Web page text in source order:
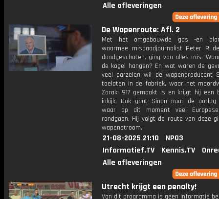
Alle afleveringen
De Wapenroute: Afl. 2
Met het omgebouwde gas -en
waarmee misdaadjournalist Peter R
doodgeschoten, ging van alles mis.
de kogel hangen? En wat waren de
veel aarzelen wil de wapenproducent
toelaten in de fabriek, waar het
Zoraki 917 gemaakt is en krijgt hij een
inkijk. Ook gaat Sinan naar de oorlog
waar op dit moment veel
rondgaan. Hij volgt de route van deze
wapenstroom.
21-08-2025 21:10
NPO3
Informatief.TV
Kennis.TV
Alle afleveringen
Utrecht krijgt een penalty!
Van dit programma is geen informatie